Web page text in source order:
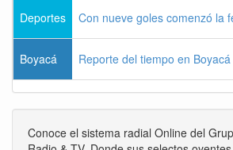
Deportes Con nueve goles comenzó la
Boyacá Reporte del tiempo en
Conoce el sistema radial Online del